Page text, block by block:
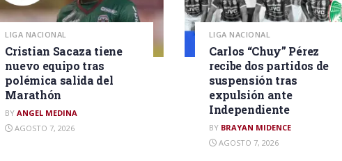
LIGA NACIONAL
Cristian Sacaza tiene
nuevo equipo tras
polémica salida del
Marathón
BY ANGEL MEDINA
AGOSTO 7, 2026
LIGA NACIONAL
Carlos “Chuy” Pérez
recibe dos partidos de
suspensión tras
expulsión ante
Independiente
BY BRAYAN MIDENCE
AGOSTO 7, 2026